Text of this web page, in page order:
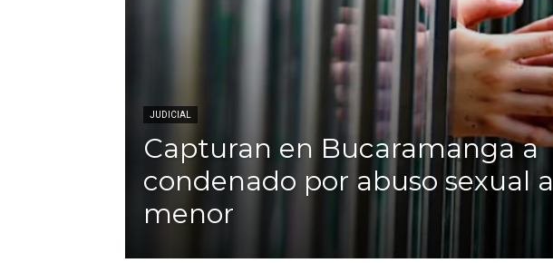
JUDICIAL
Capturan en Bucaramanga a
condenado por abuso sexual a
menor